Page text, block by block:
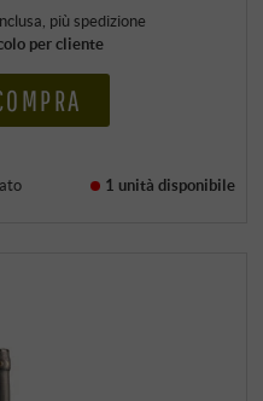
, più spedizione
per cliente
1 unità disponibile